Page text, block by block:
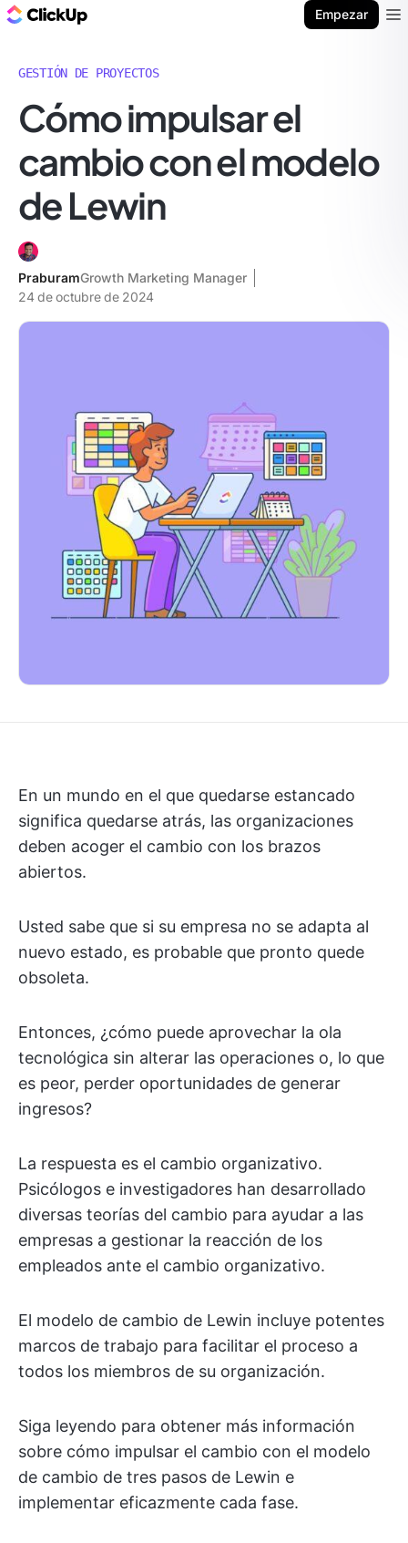
Empezar
GESTIÓN DE PROYECTOS
Cómo impulsar el
cambio con el modelo
de Lewin
PraburamGrowth Marketing Manager
24 de octubre de 2024
En un mundo en el que quedarse estancado
significa quedarse atrás, las organizaciones
deben acoger el cambio con los brazos
abiertos.
Usted sabe que si su empresa no se adapta al
nuevo estado, es probable que pronto quede
obsoleta.
Entonces, ¿cómo puede aprovechar la ola
tecnológica sin alterar las operaciones o, lo que
es peor, perder oportunidades de generar
ingresos?
La respuesta es el cambio organizativo.
Psicólogos e investigadores han desarrollado
diversas teorías del cambio para ayudar a las
empresas a gestionar la reacción de los
empleados ante el cambio organizativo.
El modelo de cambio de Lewin incluye potentes
marcos de trabajo para facilitar el proceso a
todos los miembros de su organización.
Siga leyendo para obtener más información
sobre cómo impulsar el cambio con el modelo
de cambio de tres pasos de Lewin e
implementar eficazmente cada fase.